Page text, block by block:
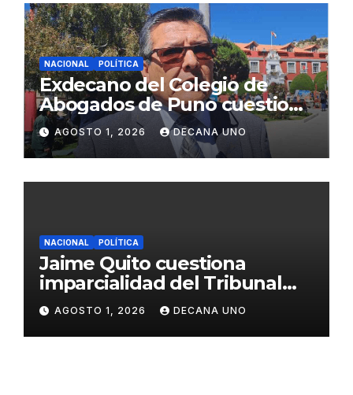
NACIONAL POLÍTICA
Exdecano del Colegio de
Abogados de Puno cuestiona
propuestas sobre seguridad
ciudadana
AGOSTO 1, 2026 DECANA UNO
NACIONAL POLÍTICA
Jaime Quito cuestiona
imparcialidad del Tribunal
Constitucional tras liberación
de Ollanta Humala
AGOSTO 1, 2026 DECANA UNO